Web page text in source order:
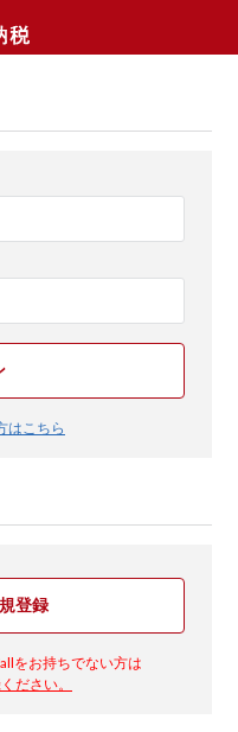
はこちら
登録
をお持ちでない方は
ださい。